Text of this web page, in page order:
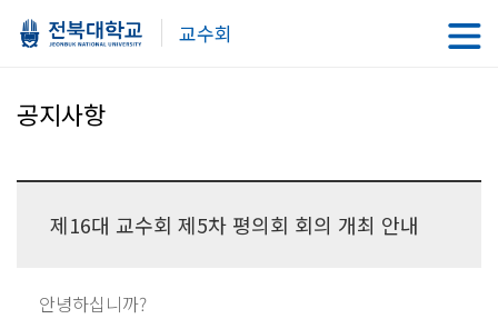
교수회
공지사항
제16대 교수회 제5차 평의회 회의 개최 안내
안녕하십니까?